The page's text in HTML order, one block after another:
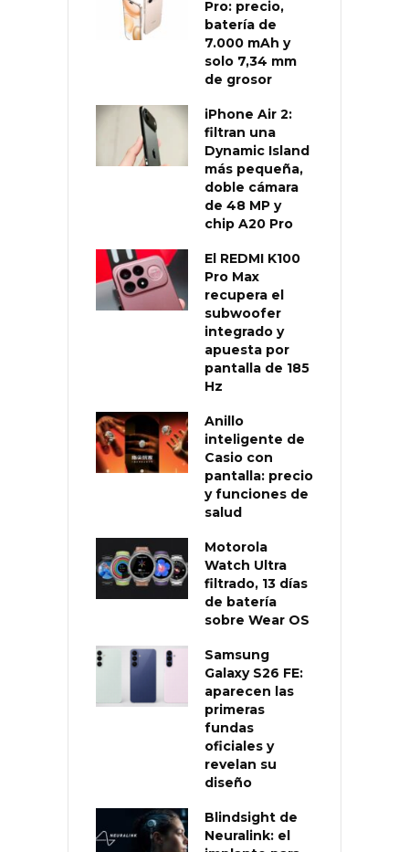
Pro: precio,
batería de
7.000 mAh y
solo 7,34 mm
de grosor
iPhone Air 2:
filtran una
Dynamic Island
más pequeña,
doble cámara
de 48 MP y
chip A20 Pro
El REDMI K100
Pro Max
recupera el
subwoofer
integrado y
apuesta por
pantalla de 185
Hz
Anillo
inteligente de
Casio con
pantalla: precio
y funciones de
salud
Motorola
Watch Ultra
filtrado, 13 días
de batería
sobre Wear OS
Samsung
Galaxy S26 FE:
aparecen las
primeras
fundas
oficiales y
revelan su
diseño
Blindsight de
Neuralink: el